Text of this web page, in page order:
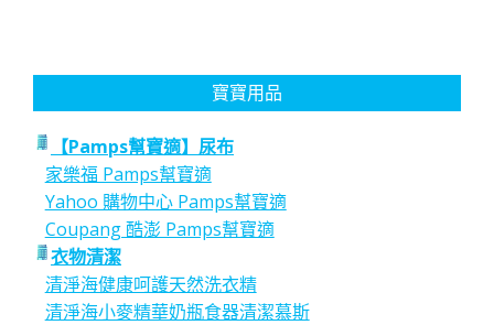
寶寶用品
【Pamps幫寶適】尿布
家樂福 Pamps幫寶適
Yahoo 購物中心 Pamps幫寶適
Coupang 酷澎 Pamps幫寶適
衣物清潔
清淨海健康呵護天然洗衣精
清淨海小麥精華奶瓶食器清潔慕斯